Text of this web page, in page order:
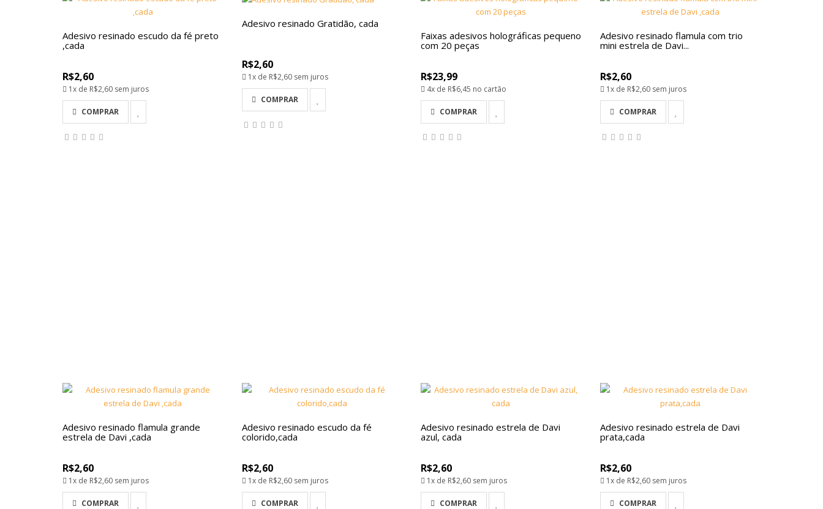
Adesivo resinado escudo da fé preto
,cada
R$2,60
1x de R$2,60 sem juros
COMPRAR
Adesivo resinado Gratidão, cada
R$2,60
1x de R$2,60 sem juros
COMPRAR
Faixas adesivos holográficas pequeno
com 20 peças
R$23,99
4x de R$6,45 no cartão
COMPRAR
Adesivo resinado flamula com trio
mini estrela de Davi...
R$2,60
1x de R$2,60 sem juros
COMPRAR
Adesivo resinado flamula grande
estrela de Davi ,cada
R$2,60
1x de R$2,60 sem juros
COMPRAR
Adesivo resinado escudo da fé
colorido,cada
R$2,60
1x de R$2,60 sem juros
COMPRAR
Adesivo resinado estrela de Davi
azul, cada
R$2,60
1x de R$2,60 sem juros
COMPRAR
Adesivo resinado estrela de Davi
prata,cada
R$2,60
1x de R$2,60 sem juros
COMPRAR